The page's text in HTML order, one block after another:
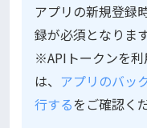
アプリの新規登録
録が必須となります
※APIトークンを
は、 アプリのバッ
行するをご確認く